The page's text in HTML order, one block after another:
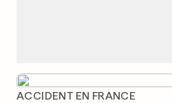
ACCIDENT EN FRANCE